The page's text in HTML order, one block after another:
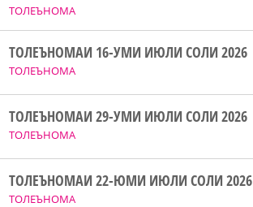
ТОЛЕЪНОМА
ТОЛЕЪНОМА
ТОЛЕЪНОМАИ 16-УМИ ИЮЛИ СОЛИ 2026
ТОЛЕЪНОМА
ТОЛЕЪНОМАИ 29-УМИ ИЮЛИ СОЛИ 2026
ТОЛЕЪНОМА
ТОЛЕЪНОМАИ 22-ЮМИ ИЮЛИ СОЛИ 2026